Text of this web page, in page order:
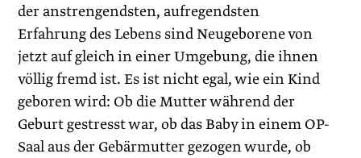
der anstrengendsten, aufregendsten
Erfahrung des Lebens sind Neugeborene von
jetzt auf gleich in einer Umgebung, die ihnen
völlig fremd ist. Es ist nicht egal, wie ein Kind
geboren wird: Ob die Mutter während der
Geburt gestresst war, ob das Baby in einem OP-
Saal aus der Gebärmutter gezogen wurde, ob